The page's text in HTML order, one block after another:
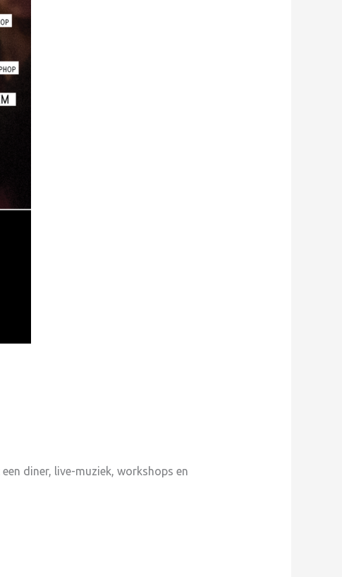
diner, live-muziek, workshops en